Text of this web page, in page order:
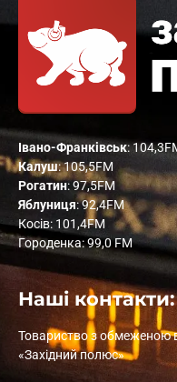
Івано-Франківськ:
Калуш: 105,5FM
Рогатин: 97,5FM
Яблуниця: 92,4FM
Косів: 101,4FM
Городенка: 99,0 FM
Наші контакти:
Товариство з обмеженою
«Західний полюс»